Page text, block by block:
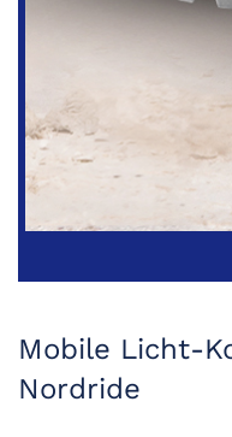
Mobile Licht-
Nordride